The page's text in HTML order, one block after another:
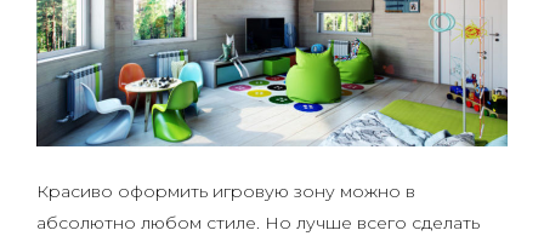
Красиво оформить игровую зону можно в
абсолютно любом стиле. Но лучше всего сделать